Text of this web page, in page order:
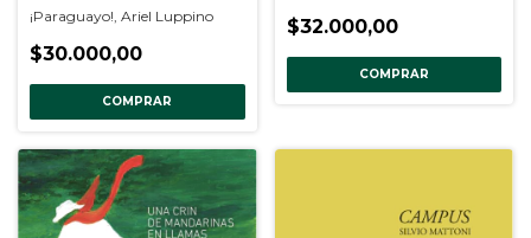
¡Paraguayo!, Ariel Luppino
$30.000,00
COMPRAR
$32.000,00
COMPRAR